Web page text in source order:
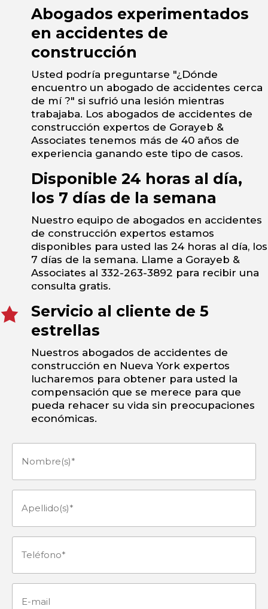
Abogados experimentados
en accidentes de
construcción
Usted podría preguntarse "¿Dónde
encuentro un abogado de accidentes cerca
de mí ?" si sufrió una lesión mientras
trabajaba. Los abogados de accidentes de
construcción expertos de Gorayeb &
Associates tenemos más de 40 años de
experiencia ganando este tipo de casos.
Disponible 24 horas al día,
los 7 días de la semana
Nuestro equipo de abogados en accidentes
de construcción expertos estamos
disponibles para usted las 24 horas al día, los
7 días de la semana. Llame a Gorayeb &
Associates al 332-263-3892 para recibir una
consulta gratis.
Servicio al cliente de 5
estrellas
Nuestros abogados de accidentes de
construcción en Nueva York expertos
lucharemos para obtener para usted la
compensación que se merece para que
pueda rehacer su vida sin preocupaciones
económicas.
Nombre(s)
Apellido(s)
Teléfono (Obligatorio)